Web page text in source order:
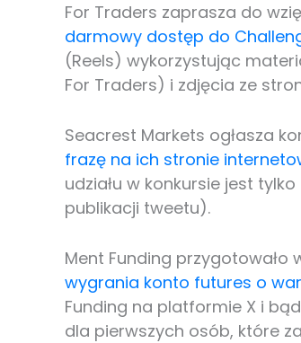
For Traders zaprasza do
darmowy dostęp do
(Reels) wykorzystując
For Traders) i zdjęcia ze
Seacrest Markets ogłasza
frazę na ich stronie
udziału w konkursie jest
publikacji tweetu).
Ment Funding
wygrania konto futures o
Funding na platformie X i
dla pierwszych osób, które